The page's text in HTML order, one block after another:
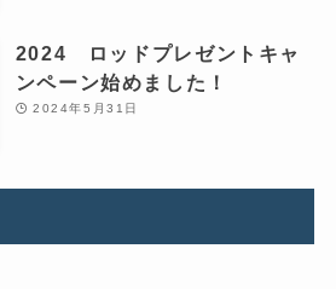
2024 ロッドプレゼントキャ
ンペーン始めました！
2024年5月31日